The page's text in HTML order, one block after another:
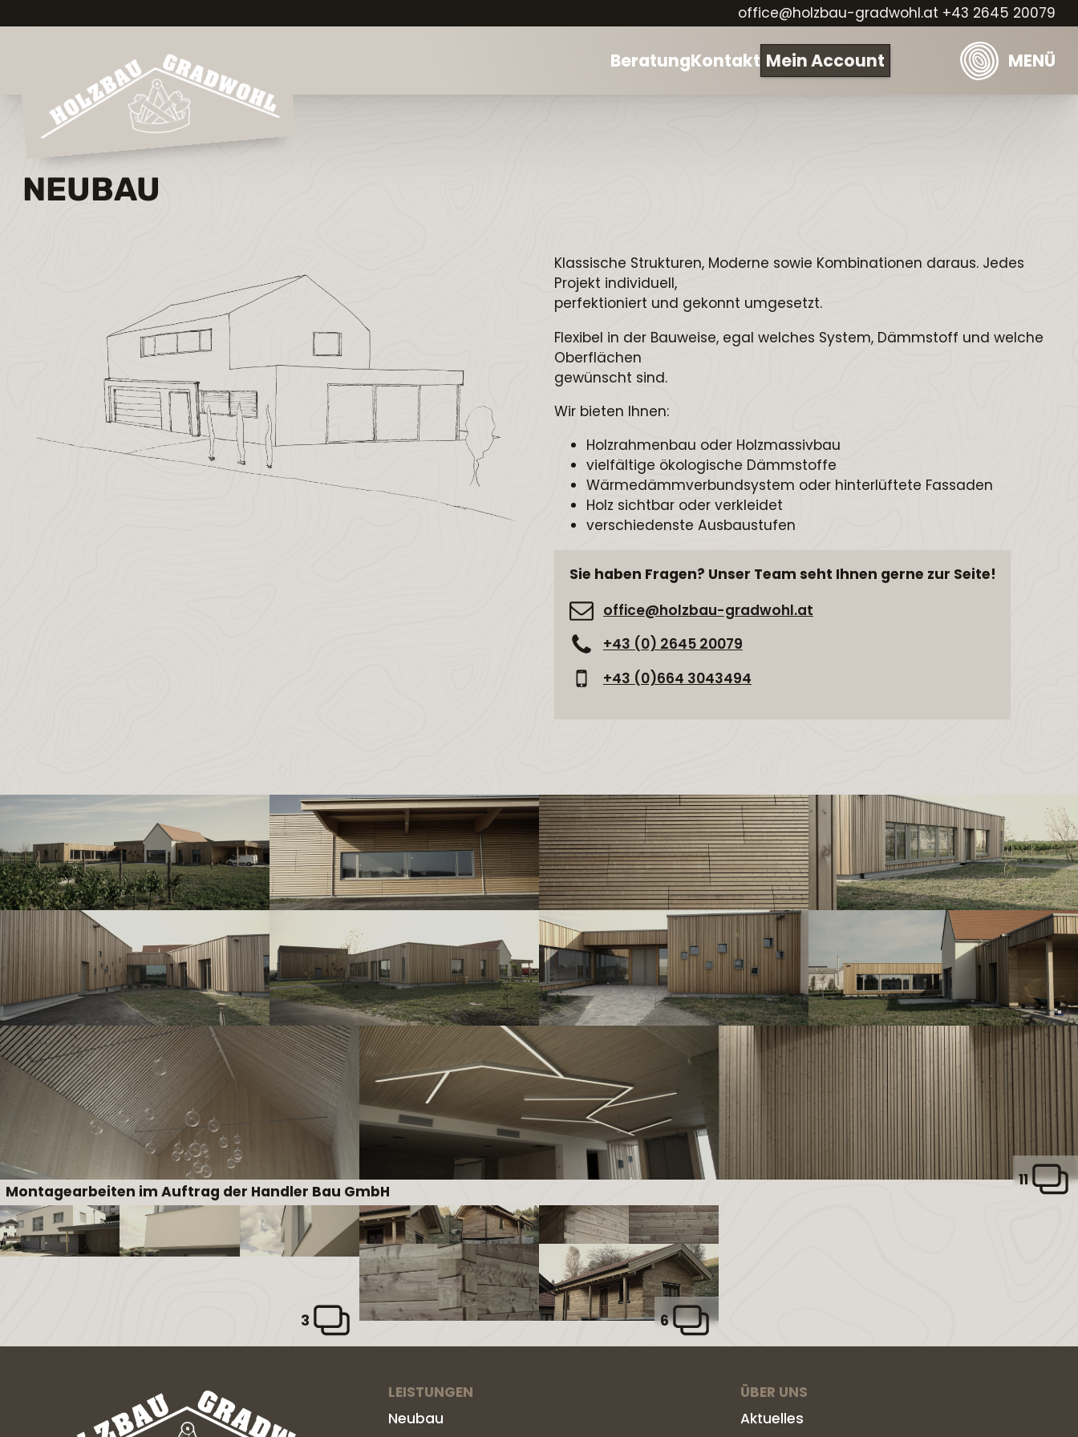
office@holzbau-gradwohl.at +43 2645 20079
BeratungKontakt Mein Account MENÜ
NEUBAU
Klassische Strukturen, Moderne sowie Kombinationen daraus. Jedes
Projekt individuell,
perfektioniert und gekonnt umgesetzt.
Flexibel in der Bauweise, egal welches System, Dämmstoff und welche
Oberflächen
gewünscht sind.
Wir bieten Ihnen:
Holzrahmenbau oder Holzmassivbau
vielfältige ökologische Dämmstoffe
Wärmedämmverbundsystem oder hinterlüftete Fassaden
Holz sichtbar oder verkleidet
verschiedenste Ausbaustufen
Sie haben Fragen? Unser Team seht Ihnen gerne zur Seite!
office@holzbau-gradwohl.at
+43 (0) 2645 20079
+43 (0)664 3043494
11
Montagearbeiten im Auftrag der Handler Bau GmbH
3 6
LEISTUNGEN
Neubau
ÜBER UNS
Aktuelles